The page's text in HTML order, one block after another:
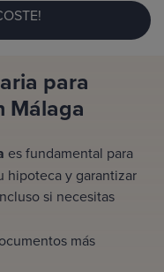
para
Málaga
es fundamental para
hipoteca y garantizar
si necesitas
más